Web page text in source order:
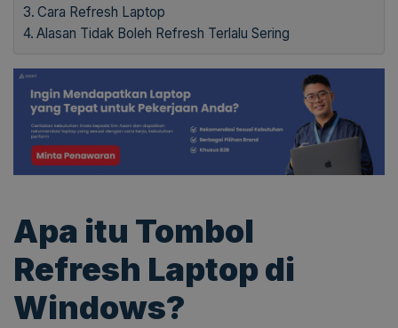
Cara Refresh Laptop
Alasan Tidak Boleh Refresh Terlalu Sering
Apa itu Tombol
Refresh Laptop di
Windows?